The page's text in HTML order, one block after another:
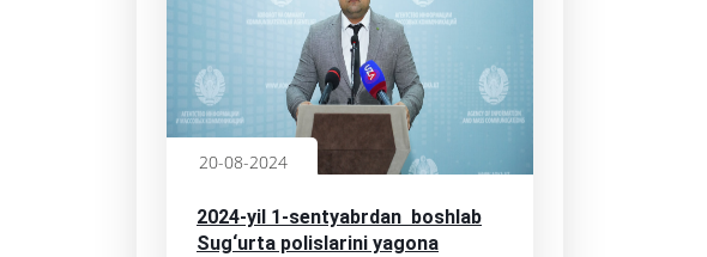
20-08-2024
2024-yil 1-sentyabrdan boshlab
Sug‘urta polislarini yagona